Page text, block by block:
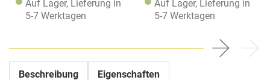
Auf Lager, Lieferung in
5-7 Werktagen
Auf Lager, Lieferung in
5-7 Werktagen
Beschreibung Eigenschaften